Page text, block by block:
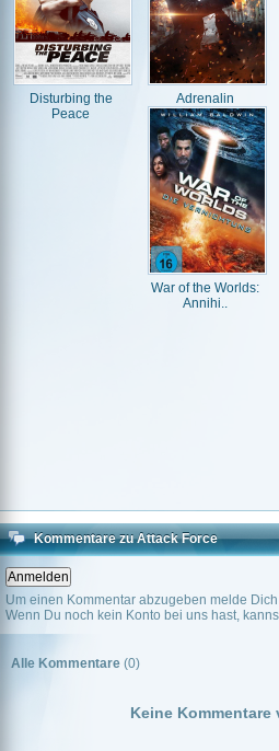
Disturbing the
Peace
Adrenalin
War of the Worlds:
Annihi..
Kommentare zu Attack Force
Um einen Kommentar abzugeben melde
Wenn Du noch kein Konto bei uns hast,
Alle Kommentare (0)
Keine Kommentare